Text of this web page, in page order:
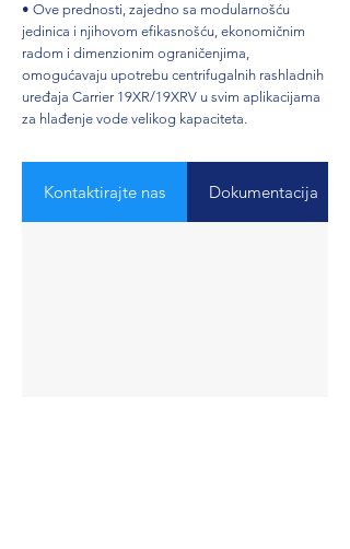
• Ove prednosti, zajedno sa modularnošću
jedinica i njihovom efikasnošću, ekonomičnim
radom i dimenzionim ograničenjima,
omogućavaju upotrebu centrifugalnih rashladnih
uređaja Carrier 19XR/19XRV u svim aplikacijama
za hlađenje vode velikog kapaciteta.
Kontaktirajte nas Dokumentacija